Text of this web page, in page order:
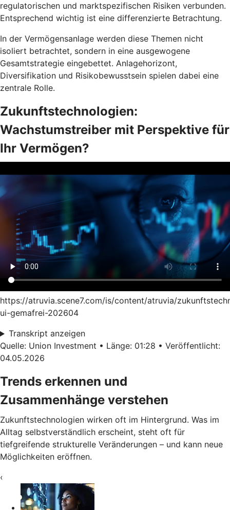
regulatorischen und marktspezifischen Risiken verbunden.
Entsprechend wichtig ist eine differenzierte Betrachtung.
In der Vermögensanlage werden diese Themen nicht
isoliert betrachtet, sondern in eine ausgewogene
Gesamtstrategie eingebettet. Anlagehorizont,
Diversifikation und Risikobewusstsein spielen dabei eine
zentrale Rolle.
Zukunftstechnologien:
Wachstumstreiber mit Perspektive für
Ihr Vermögen?
https://atruvia.scene7.com/is/content/atruvia/
ui-gemafrei-202604
Transkript anzeigen
Quelle: Union Investment • Länge: 01:28 • Veröffentlicht:
04.05.2026
Trends erkennen und
Zusammenhänge verstehen
Zukunftstechnologien wirken oft im Hintergrund. Was im
Alltag selbstverständlich erscheint, steht oft für
tiefgreifende strukturelle Veränderungen – und kann neue
Möglichkeiten eröffnen.
‹